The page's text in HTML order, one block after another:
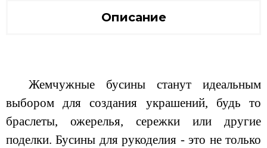
Описание
Жемчужные бусины станут идеальным
выбором для создания украшений, будь то
браслеты, ожерелья, сережки или другие
поделки. Бусины для рукоделия - это не только